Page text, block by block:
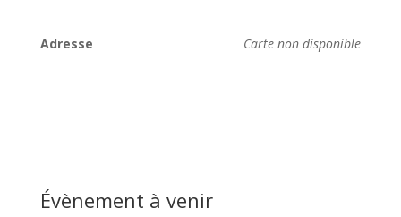
Carte non disponible
Adresse
Évènement à venir